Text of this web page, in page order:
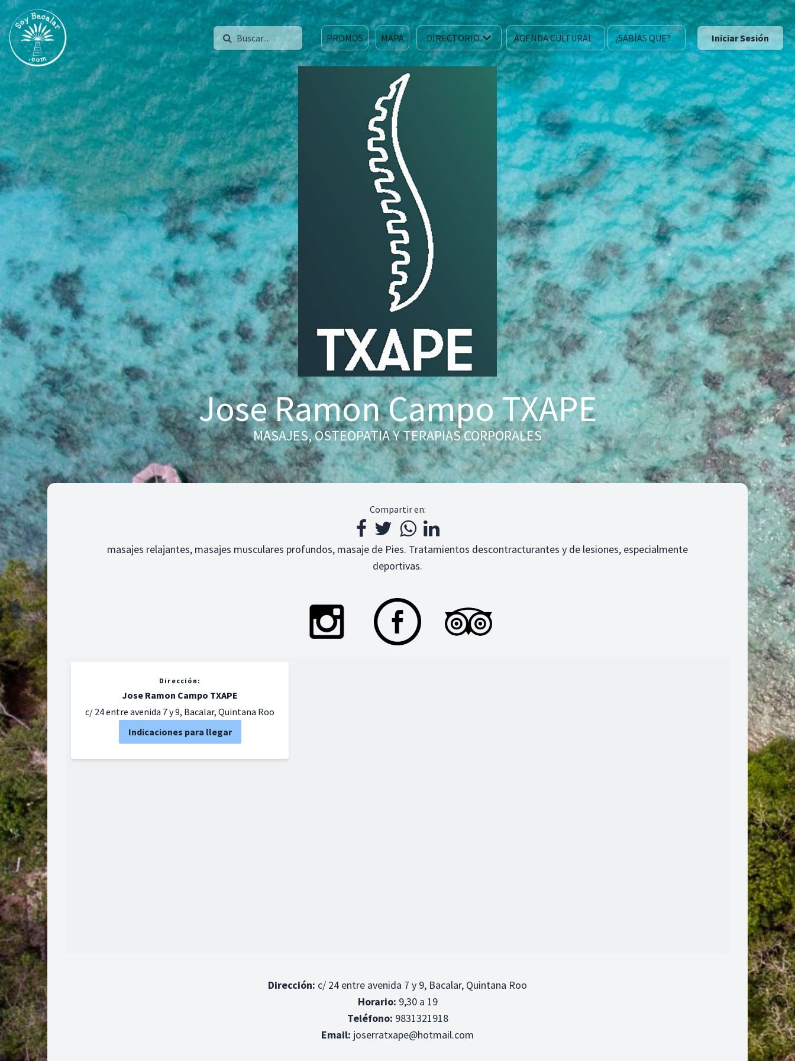
PROMOS MAPA DIRECTORIO AGENDA CULTURAL ¿SABÍAS QUE? Iniciar Sesión
Jose Ramon Campo TXAPE
MASAJES, OSTEOPATIA Y TERAPIAS CORPORALES
Compartir en:
masajes relajantes, masajes musculares profundos, masaje de Pies. Tratamientos descontracturantes y de lesiones, especialmente
deportivas.
Dirección:
Jose Ramon Campo TXAPE
c/ 24 entre avenida 7 y 9, Bacalar, Quintana Roo
Indicaciones para llegar
Dirección: c/ 24 entre avenida 7 y 9, Bacalar, Quintana Roo
Horario: 9,30 a 19
Teléfono: 9831321918
Email: joserratxape@hotmail.com